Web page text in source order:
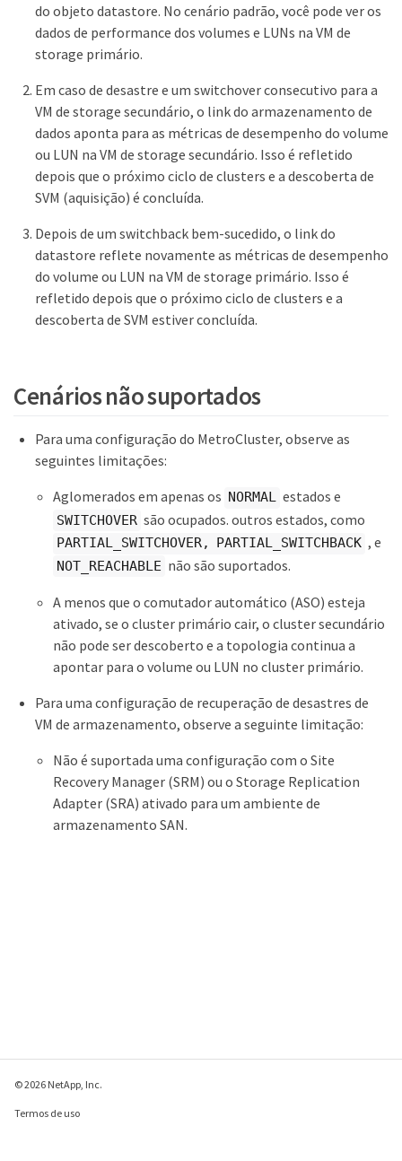
do objeto datastore. No cenário padrão, você pode ver os
dados de performance dos volumes e LUNs na VM de
storage primário.
Em caso de desastre e um switchover consecutivo para a
VM de storage secundário, o link do armazenamento de
dados aponta para as métricas de desempenho do volume
ou LUN na VM de storage secundário. Isso é refletido
depois que o próximo ciclo de clusters e a descoberta de
SVM (aquisição) é concluída.
Depois de um switchback bem-sucedido, o link do
datastore reflete novamente as métricas de desempenho
do volume ou LUN na VM de storage primário. Isso é
refletido depois que o próximo ciclo de clusters e a
descoberta de SVM estiver concluída.
Cenários não suportados
Para uma configuração do MetroCluster, observe as
seguintes limitações:
Aglomerados em apenas os NORMAL estados e
SWITCHOVER são ocupados. outros estados, como
PARTIAL_SWITCHOVER, PARTIAL_SWITCHBACK , e
NOT_REACHABLE não são suportados.
A menos que o comutador automático (ASO) esteja
ativado, se o cluster primário cair, o cluster secundário
não pode ser descoberto e a topologia continua a
apontar para o volume ou LUN no cluster primário.
Para uma configuração de recuperação de desastres de
VM de armazenamento, observe a seguinte limitação:
Não é suportada uma configuração com o Site
Recovery Manager (SRM) ou o Storage Replication
Adapter (SRA) ativado para um ambiente de
armazenamento SAN.
© 2026 NetApp, Inc.
Termos de uso